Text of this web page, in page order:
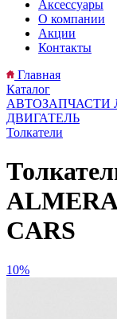
Аксессуары
О компании
Акции
Контакты
Главная
Каталог
АВТОЗАПЧАСТИ
ДВИГАТЕЛЬ
Толкатели
CARS
10%